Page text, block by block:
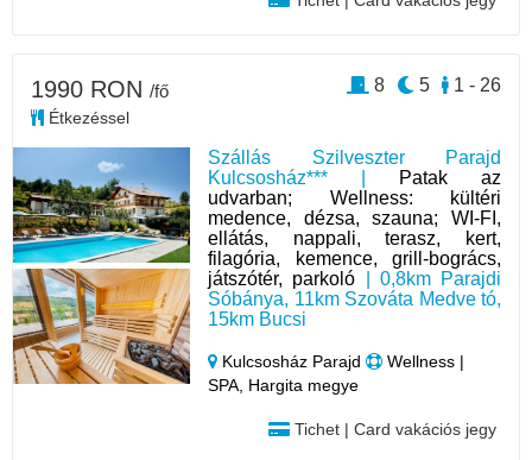
Szállás Szilveszter Parajd
Kulcsosház*** |
Patak az
udvarban; Wellness: kültéri
medence, dézsa, szauna; WI-FI,
ellátás, nappali, terasz, kert,
filagória, kemence, grill-bogrács,
játszótér, parkoló | 0,8km Parajdi
Sóbánya, 11km Szováta Medve tó,
15km Bucsi
Kulcsosház Parajd
Wellness |
SPA, Hargita megye
Tichet | Card vakációs jegy
1990 RON /fő
Étkezéssel
1 - 26
5
8